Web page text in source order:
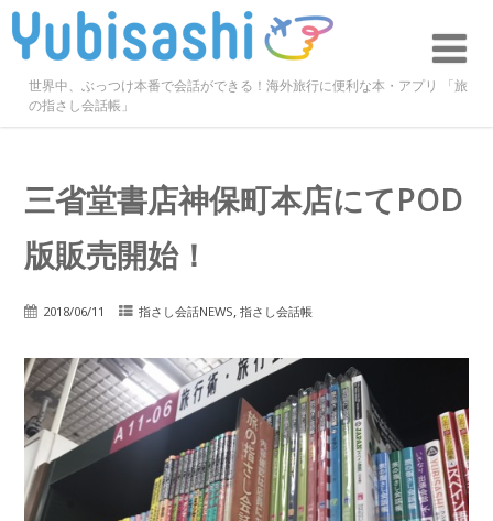
世界中、ぶっつけ本番で会話ができる！海外旅行に便利な本・アプリ 「旅
の指さし会話帳」
三省堂書店神保町本店にてPOD
版販売開始！
2018/06/11 指さし会話NEWS, 指さし会話帳